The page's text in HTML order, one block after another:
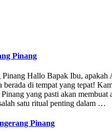
Pinang
Hallo Bapak Ibu, apakah
berada di tempat yang tepat!
yang pasti akan membuat
satu ritual penting dalam …
Pinang